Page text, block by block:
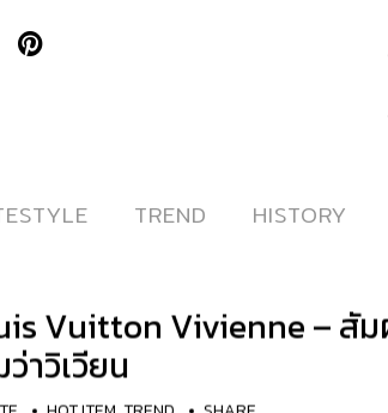
TREND
TREND HISTORY
HISTORY
Vuitton Vivienne – สั
าวิเวียน